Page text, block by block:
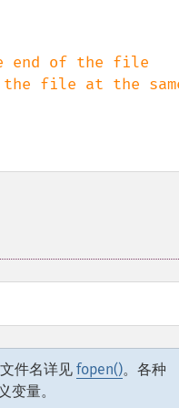
end of the file
the file at the
件名详见 fopen()。各种
变量。